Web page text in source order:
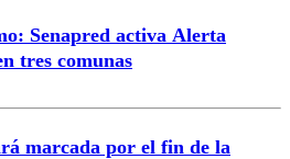
Senapred activa Alerta
tres comunas
marcada por el fin de la